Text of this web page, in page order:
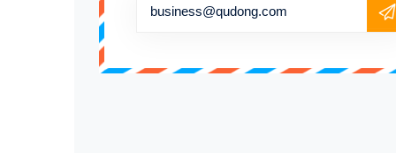
business@qudong.com